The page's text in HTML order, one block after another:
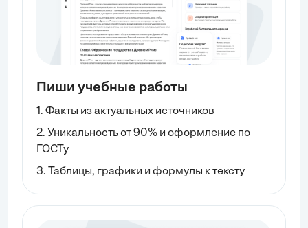
Пиши учебные работы
1. Факты из актуальных источников
2. Уникальность от 90% и оформление по
ГОСТу
3. Таблицы, графики и формулы к тексту